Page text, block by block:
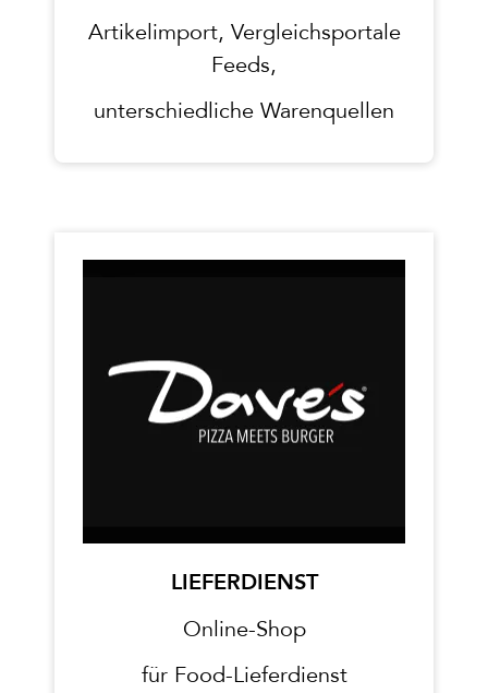
Artikelimport, Vergleichsportale
Feeds,
unterschiedliche Warenquellen
LIEFERDIENST
Online-Shop
für Food-Lieferdienst